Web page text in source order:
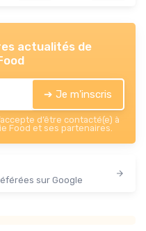
actualités de
➔ Je m'inscris
d’être contacté(e) à
Food et ses partenaires.
sur Google